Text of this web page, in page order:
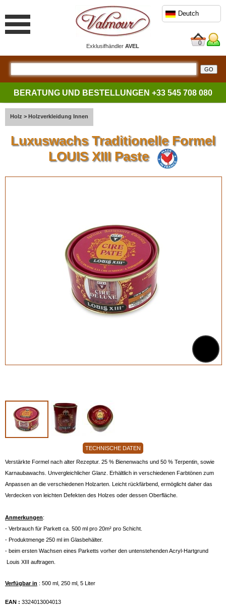
ExklusifhändlerAVEL
Deutch
0
BERATUNG UND BESTELLUNGEN +33 545 708 080
Holz > Holzverkleidung Innen
Luxuswachs Traditionelle Formel
LOUIS XIII Paste
TECHNISCHE DATEN
Verstärkte Formel nach alter Rezeptur. 25 % Bienenwachs und 50 % Terpentin, sowie
Karnaubawachs. Unvergleichlicher Glanz. Erhältlich in verschiedenen Farbtönen zum
Anpassen an die verschiedenen Holzarten. Leicht rückfärbend, ermöglicht daher das
Verdecken von leichten Defekten des Holzes oder dessen Oberfläche.
Anmerkungen:
- Verbrauch für Parkett ca. 500 ml pro 20m² pro Schicht.
- Produktmenge 250 ml im Glasbehälter.
- beim ersten Wachsen eines Parketts vorher den untenstehenden Acryl-Hartgrund
Louis XIII auftragen.
Verfügbar in : 500 ml, 250 ml, 5 Liter
EAN : 3324013004013